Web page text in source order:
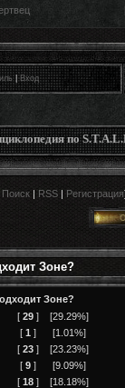
|Вход
по
Поиск| RSS| Регистрация
Зоне?
Зоне?
[ 29]
[29.29%]
[ 1 ]
[1.01%]
[ 23]
[23.23%]
[ 9]
[9.09%]
[ 18]
[18.18%]